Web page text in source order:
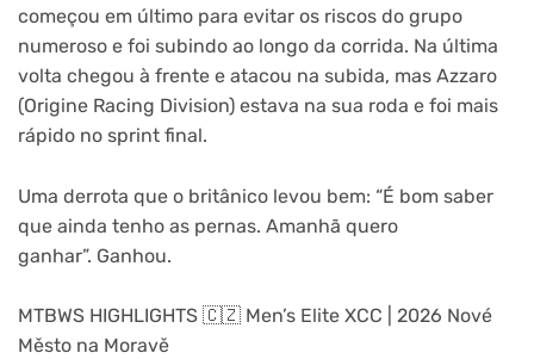
começou em último para evitar os riscos do grupo
numeroso e foi subindo ao longo da corrida. Na última
volta chegou à frente e atacou na subida, mas Azzaro
(Origine Racing Division) estava na sua roda e foi mais
rápido no sprint final.
Uma derrota que o britânico levou bem: “É bom saber
que ainda tenho as pernas. Amanhã quero
ganhar”. Ganhou.
MTBWS HIGHLIGHTS 🇨🇿 Men’s Elite XCC | 2026 Nové
Město na Moravě